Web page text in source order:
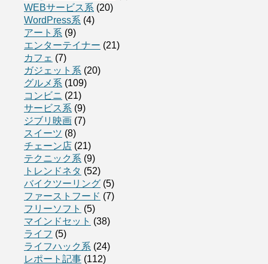
WEBサービス系 (20)
WordPress系 (4)
アート系 (9)
エンターテイナー (21)
カフェ (7)
ガジェット系 (20)
グルメ系 (109)
コンビニ (21)
サービス系 (9)
ジブリ映画 (7)
スイーツ (8)
チェーン店 (21)
テクニック系 (9)
トレンドネタ (52)
バイクツーリング (5)
ファーストフード (7)
フリーソフト (5)
マインドセット (38)
ライフ (5)
ライフハック系 (24)
レポート記事 (112)